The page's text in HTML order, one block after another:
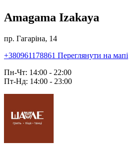
Amagama Izakaya
пр. Гагаріна, 14
+380961178861 Переглянути на мапі
Пн-Чт: 14:00 - 22:00
Пт-Нд: 14:00 - 23:00